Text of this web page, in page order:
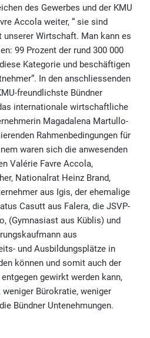
des Gewerbes und der KMU
Accola weiter, “ sie sind
Wirtschaft. Man kann es
99 Prozent der rund 300 000
Kategorie und beschäftigen
In den anschliessenden
freundlichste Bündner
internationale wirtschaftliche
Magadalena Martullo-
Rahmenbedingungen für
waren sich die anwesenden
Valérie Favre Accola,
Nationalrat Heinz Brand,
aus Igis, der ehemalige
Casutt aus Falera, die JSVP-
(Gymnasiast aus Küblis) und
aus
und Ausbildungsplätze in
können und somit auch der
gewirkt werden kann,
Bürokratie, weniger
Bündner Untenehmungen.